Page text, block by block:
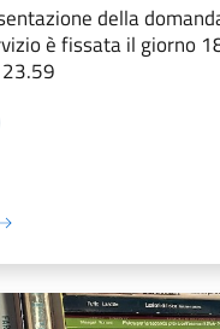
della
è fissata il giorno